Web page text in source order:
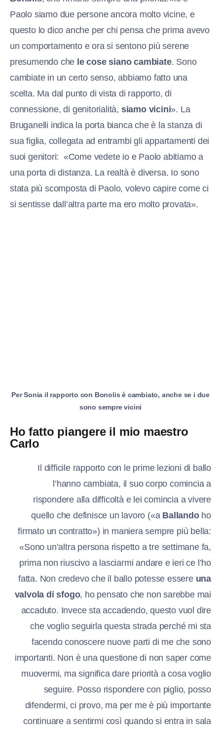
Paolo siamo due persone ancora molto vicine, e
questo lo dico anche per chi pensa che prima avevo
un comportamento e ora si sentono più serene
presumendo che le cose siano cambiate. Sono
cambiate in un certo senso, abbiamo fatto una
scelta. Ma dal punto di vista di rapporto, di
connessione, di genitorialità, siamo vicini». La
Bruganelli indica la porta bianca che è la stanza di
sua figlia, collegata ad entrambi gli appartamenti dei
suoi genitori: «Come vedete io e Paolo abitiamo a
una porta di distanza. La realtà è diversa. Io sono
stata più scomposta di Paolo, volevo capire come ci
si sentisse dall’altra parte ma ero molto provata».
Per Sonia il rapporto con Bonolis è cambiato, anche se i due
sono sempre vicini
Ho fatto piangere il mio maestro
Carlo
Il difficile rapporto con le prime lezioni di ballo
l’hanno cambiata, il suo corpo comincia a
rispondere alla difficoltà e lei comincia a vivere
quello che definisce un lavoro («a Ballandoho
firmato un contratto») in maniera sempre più bella:
«Sono un’altra persona rispetto a tre settimane fa,
prima non riuscivo a lasciarmi andare e ieri ce l’ho
fatta. Non credevo che il ballo potesse essere una
valvola di sfogo, ho pensato che non sarebbe mai
accaduto. Invece sta accadendo, questo vuol dire
che voglio seguirla questa strada perché mi sta
facendo conoscere nuove parti di me che sono
importanti. Non è una questione di non saper come
muovermi, ma significa dare priorità a cosa voglio
seguire. Posso rispondere con piglio, posso
difendermi, ci provo, ma per me è più importante
continuare a sentirmi così quando si entra in sala